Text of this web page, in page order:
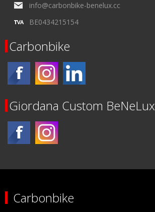
info@carbonbike-benelux.cc
BE0434215154
Carbonbike
Giordana Custom BeNeLux
Carbonbike